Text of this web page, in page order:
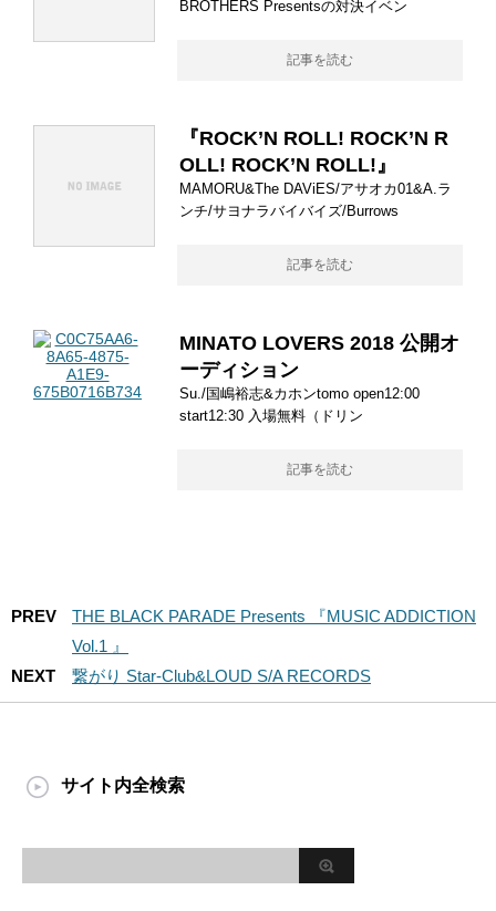
BROTHERS Presentsの対決イベン
記事を読む
『ROCK’N ROLL! ROCK’N R
OLL! ROCK’N ROLL!』
MAMORU&The DAViES/アサオカ01&A.ラ
ンチ/サヨナラバイバイズ/Burrows
記事を読む
MINATO LOVERS 2018 公開オ
ーディション
Su./国嶋裕志&カホンtomo open12:00
start12:30 入場無料（ドリン
記事を読む
PREV
THE BLACK PARADE Presents 『MUSIC ADDICTION
Vol.1 』
NEXT
繋がり Star-Club&LOUD S/A RECORDS
サイト内全検索